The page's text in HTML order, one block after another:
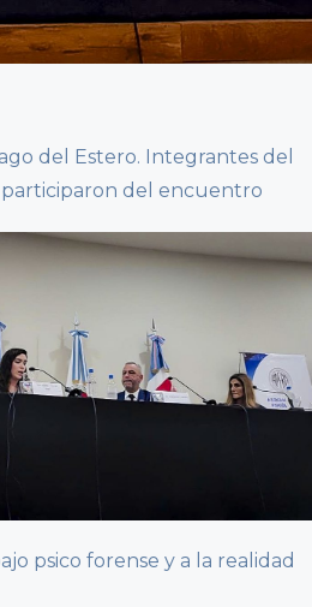
del Estero. Integrantes del
del encuentro
psico forense y a la realidad